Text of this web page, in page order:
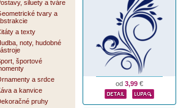
siluety a tváre
tvary a
a texty
noty, hudobné
športové
a srdce
a kanvice
pruhy
od 3,99 €